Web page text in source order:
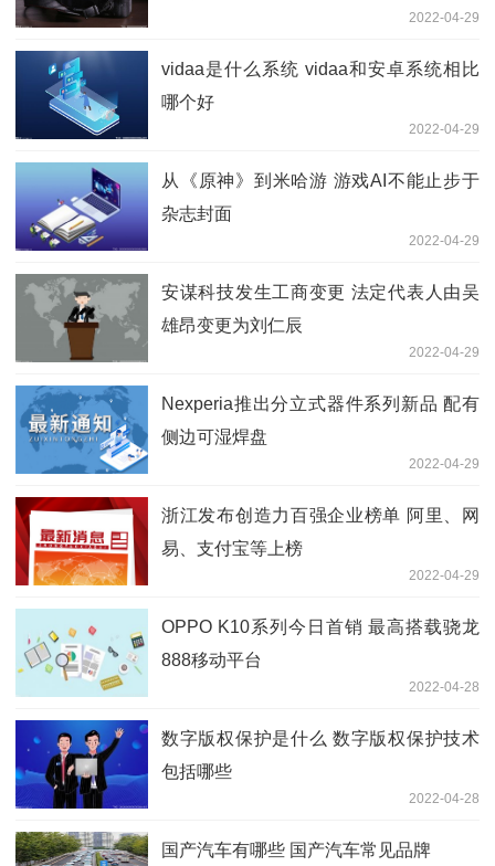
2022-04-29
vidaa是什么系统 vidaa和安卓系统相比
哪个好
2022-04-29
从《原神》到米哈游 游戏AI不能止步于
杂志封面
2022-04-29
安谋科技发生工商变更 法定代表人由吴
雄昂变更为刘仁辰
2022-04-29
Nexperia推出分立式器件系列新品 配有
侧边可湿焊盘
2022-04-29
浙江发布创造力百强企业榜单 阿里、网
易、支付宝等上榜
2022-04-29
OPPO K10系列今日首销 最高搭载骁龙
888移动平台
2022-04-28
数字版权保护是什么 数字版权保护技术
包括哪些
2022-04-28
国产汽车有哪些 国产汽车常见品牌